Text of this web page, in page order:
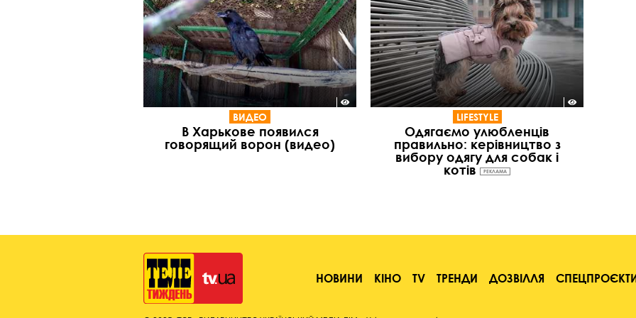
ВИДЕО
В Харькове появился
говорящий ворон (видео)
LIFESTYLE
Одягаємо улюбленців
правильно: керівництво з
вибору одягу для собак і
котів
РЕКЛАМА
НОВИНИ КІНО TV ТРЕНДИ ДОЗВІЛЛЯ